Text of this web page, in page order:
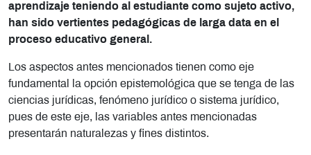
aprendizaje teniendo al estudiante como sujeto activo,
han sido vertientes pedagógicas de larga data en el
proceso educativo general.
Los aspectos antes mencionados tienen como eje
fundamental la opción epistemológica que se tenga de las
ciencias jurídicas, fenómeno jurídico o sistema jurídico,
pues de este eje, las variables antes mencionadas
presentarán naturalezas y fines distintos.